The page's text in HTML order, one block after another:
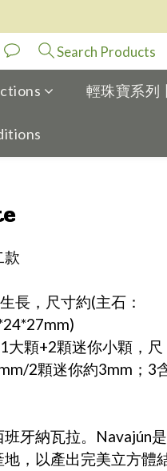
Search Products
輕珠寶系列
款
長，尺寸約(主石：
大顆+2顆迷你小顆，尺
2顆迷你約3mm；3
牙納瓦拉。Navajún是
，以產出完美立方體